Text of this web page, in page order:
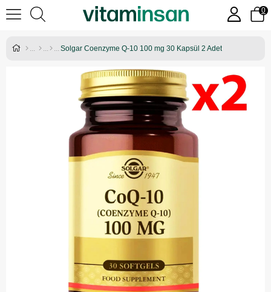
0
Solgar Coenzyme Q-10 100 mg 30 Kapsül 2 Adet